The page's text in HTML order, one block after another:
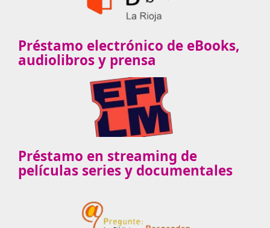
Préstamo electrónico de eBooks,
audiolibros y prensa
Préstamo en streaming de
películas series y documentales